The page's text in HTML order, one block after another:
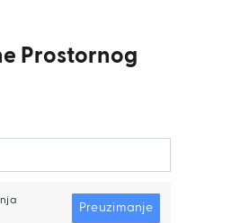
Prostornog
Preuzimanje